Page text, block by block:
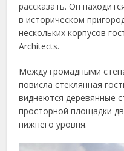
рассказать. Он
в историческом
нескольких корпусов
Architects.
Между громадными
повисла стеклянная
виднеются деревянные
просторной площадки
нижнего уровня.